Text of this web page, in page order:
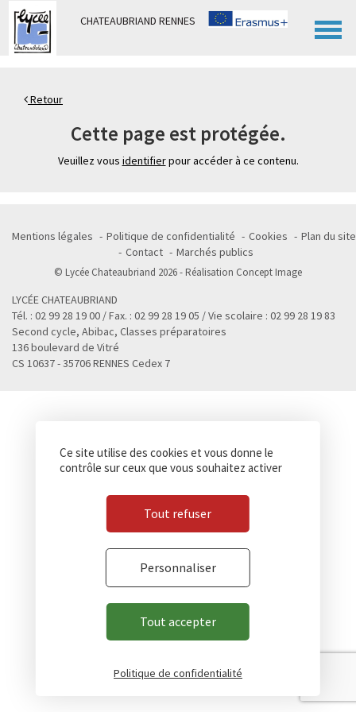
CHATEAUBRIAND RENNES
Retour
Cette page est protégée.
Veuillez vous identifierpour accéder à ce contenu.
Mentions légales Politique de confidentialité Cookies
Plan du site
Contact
Marchés publics
© Lycée Chateaubriand 2026 - Réalisation Concept Image
LYCÉE CHATEAUBRIAND
Tél. : 02 99 28 19 00 / Fax. : 02 99 28 19 05 / Vie scolaire : 02 99 28 19 83
Second cycle, Abibac, Classes préparatoires
136 boulevard de Vitré
CS 10637 - 35706 RENNES Cedex 7
Panneau de gestion des cookies
Ce site utilise des cookies et vous donne le
contrôle sur ceux que vous souhaitez activer
Tout accepter
Tout refuser
Personnaliser
Politique de confidentialité